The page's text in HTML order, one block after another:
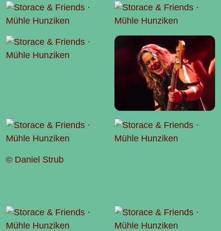
© Daniel Strub